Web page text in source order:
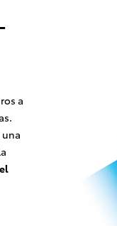
a